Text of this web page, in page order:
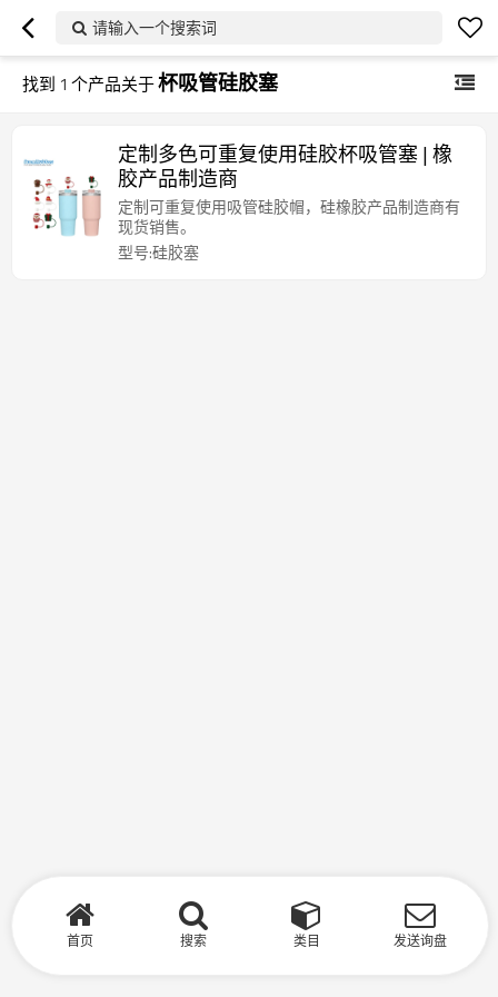
请输入一个搜索词
找到 1 个产品关于杯吸管硅胶塞
定制多色可重复使用硅胶杯吸管塞 | 橡
胶产品制造商
定制可重复使用吸管硅胶帽，硅橡胶产品制造商有
现货销售。
型号:硅胶塞
首页 搜索 类目 发送询盘